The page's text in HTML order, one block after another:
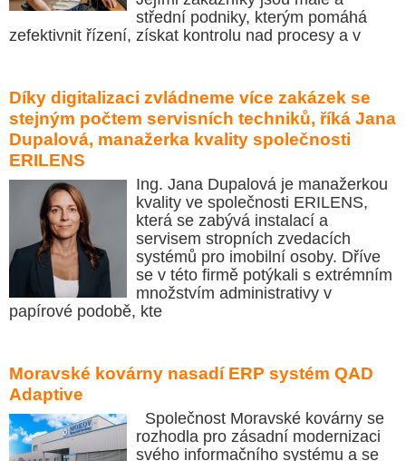
střední podniky, kterým pomáhá
zefektivnit řízení, získat kontrolu nad procesy a v
Díky digitalizaci zvládneme více zakázek se
stejným počtem servisních techniků, říká Jana
Dupalová, manažerka kvality společnosti
ERILENS
Ing. Jana Dupalová je manažerkou
kvality ve společnosti ERILENS,
která se zabývá instalací a
servisem stropních zvedacích
systémů pro imobilní osoby. Dříve
se v této firmě potýkali s extrémním
množstvím administrativy v
papírové podobě, kte
Moravské kovárny nasadí ERP systém QAD
Adaptive
Společnost Moravské kovárny se
rozhodla pro zásadní modernizaci
svého informačního systému a se